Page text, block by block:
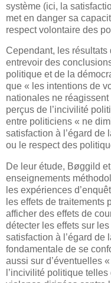
système (ici, la
met en danger sa
respect volontaire des
Cependant, les résultats
entrevoir des
politique et de la
que « les intentions de
nationales ne
perçus de l’incivilité
entre politiciens « ne
satisfaction à l’égard de
ou le respect des
De leur étude, Bøggild
enseignements
les expériences
les effets de traitements
afficher des effets de
détecter les effets sur
satisfaction à l’égard de
fondamentale de se
aussi sur d’éventuelles
l’incivilité politique